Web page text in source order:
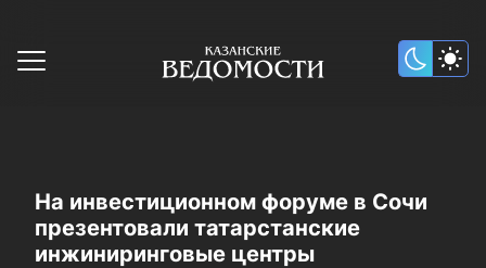
На инвестиционном форуме в Сочи
презентовали татарстанские
инжиниринговые центры